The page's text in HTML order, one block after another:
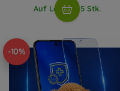
Auf Lager > 5 Stk.
-10%